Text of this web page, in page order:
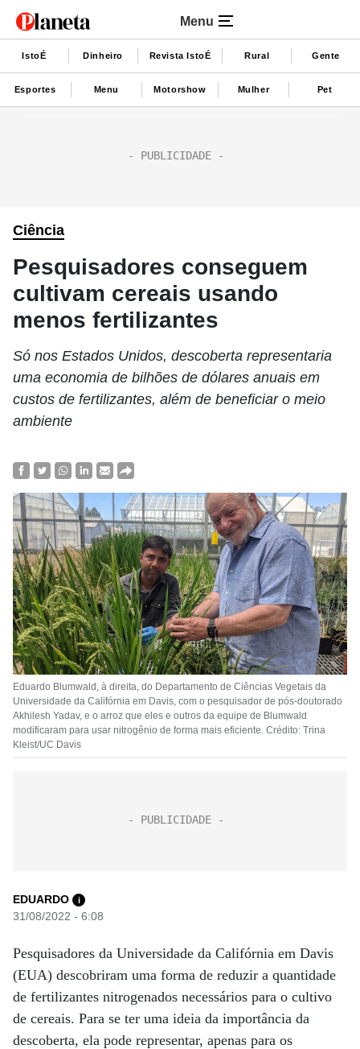
Menu
IstoÉ Dinheiro Revista IstoÉ Rural Gente
Esportes Menu Motorshow Mulher Pet
Ciência
Pesquisadores conseguem
cultivam cereais usando
menos fertilizantes
Só nos Estados Unidos, descoberta representaria
uma economia de bilhões de dólares anuais em
custos de fertilizantes, além de beneficiar o meio
ambiente
Eduardo Blumwald, à direita, do Departamento de Ciências Vegetais da
Universidade da Califórnia em Davis, com o pesquisador de pós-doutorado
Akhilesh Yadav, e o arroz que eles e outros da equipe de Blumwald
modificaram para usar nitrogênio de forma mais eficiente. Crédito: Trina
Kleist/UC Davis
EDUARDO i
31/08/2022 - 6:08
Pesquisadores da Universidade da Califórnia em Davis
(EUA) descobriram uma forma de reduzir a quantidade
de fertilizantes nitrogenados necessários para o cultivo
de cereais. Para se ter uma ideia da importância da
descoberta, ela pode representar, apenas para os